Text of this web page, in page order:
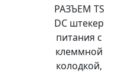
РАЗЪЕМ TS
DC штекер
питания с
клеммной
колодкой,